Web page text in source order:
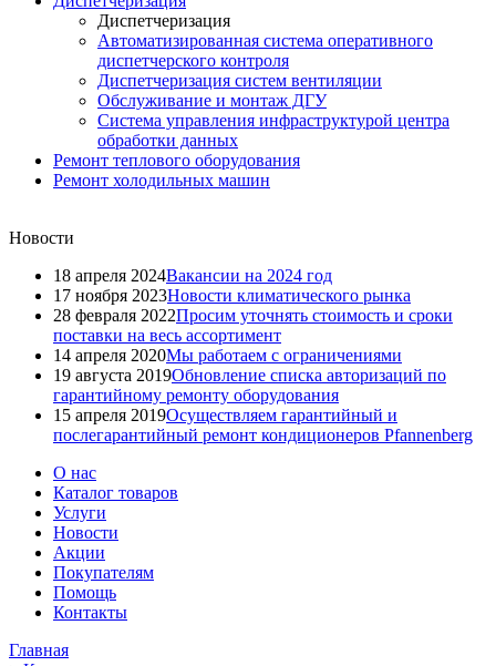
Диспетчеризация
Автоматизированная система оперативного
диспетчерского контроля
Диспетчеризация систем вентиляции
Обслуживание и монтаж ДГУ
Система управления инфраструктурой центра
обработки данных
Ремонт теплового оборудования
Ремонт холодильных машин
Новости
18 апреля 2024Вакансии на 2024 год
17 ноября 2023Новости климатического рынка
28 февраля 2022Просим уточнять стоимость и сроки
поставки на весь ассортимент
14 апреля 2020Мы работаем с ограничениями
19 августа 2019Обновление списка авторизаций по
гарантийному ремонту оборудования
15 апреля 2019Осуществляем гарантийный и
послегарантийный ремонт кондиционеров Pfannenberg
О нас
Каталог товаров
Услуги
Новости
Акции
Покупателям
Помощь
Контакты
Главная